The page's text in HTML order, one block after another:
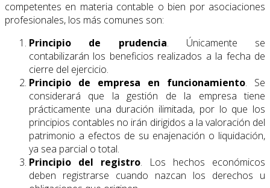
competentes en materia contable o bien por asociaciones
profesionales, los más comunes son:
Principio de prudencia. Únicamente se
contabilizarán los beneficios realizados a la fecha de
cierre del ejercicio.
Principio de empresa en funcionamiento. Se
considerará que la gestión de la empresa tiene
prácticamente una duración ilimitada, por lo que los
principios contables no irán dirigidos a la valoración del
patrimonio a efectos de su enajenación o liquidación,
ya sea parcial o total.
Principio del registro. Los hechos económicos
deben registrarse cuando nazcan los derechos u